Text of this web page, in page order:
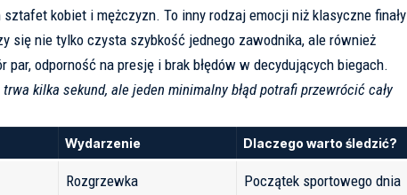
kobiet i mężczyzn. To inny rodzaj emocji niż klasyczne finały
się nie tylko czysta szybkość jednego zawodnika, ale również
par, odporność na presję i brak błędów w decydujących biegach.
kilka sekund, ale jeden minimalny błąd potrafi przewrócić cały
Wydarzenie Dlaczego warto śledzić?
Rozgrzewka
Początek sportowego dnia